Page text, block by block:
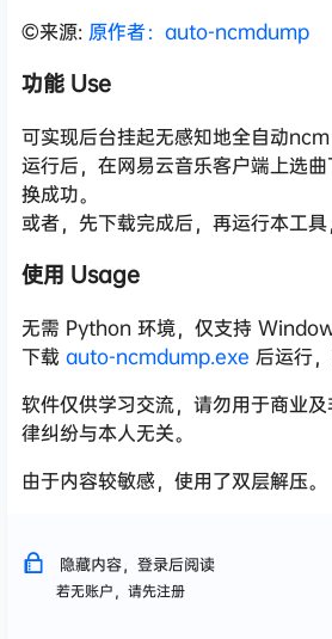
©来源: 原作者：auto-ncmdump
功能 Use
可实现后台挂起无感知地全自动
运行后，在网易云音乐客户端上选
换成功。
或者，先下载完成后，再运行本工具
使用 Usage
无需 Python 环境，仅支持
下载 auto-ncmdump.exe 后运行
软件仅供学习交流，请勿用于商业
律纠纷与本人无关。
由于内容较敏感，使用了双层解压。
隐藏内容，登录后阅读
若无账户，请先注册